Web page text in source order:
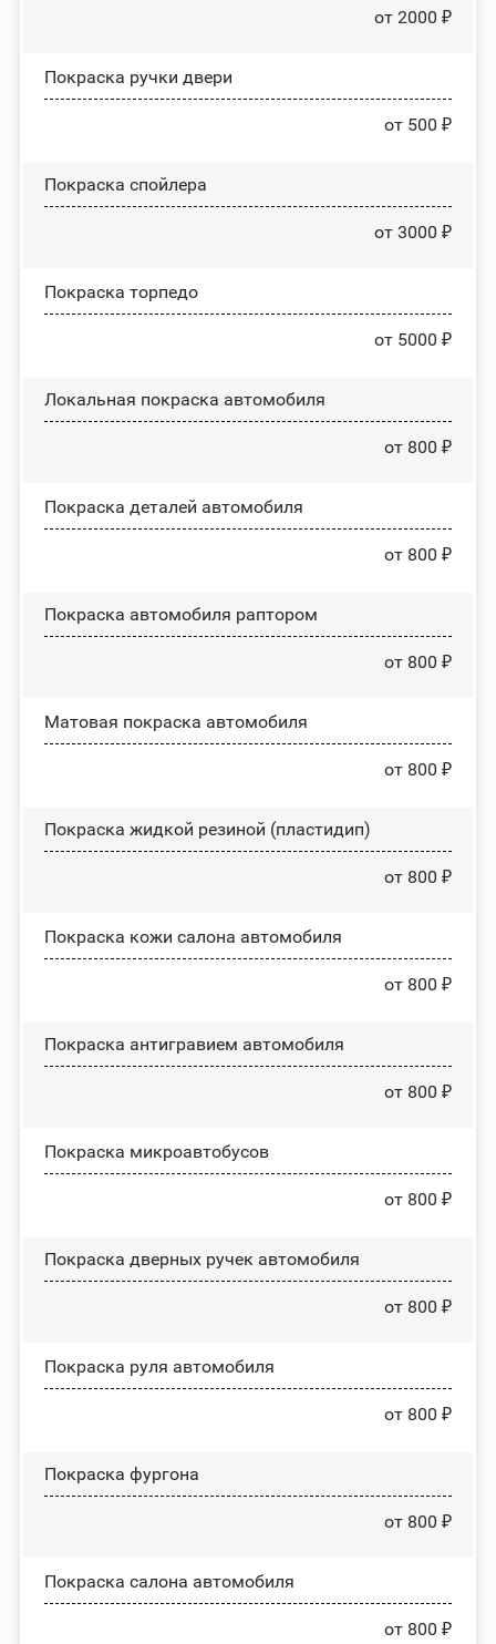
от 2000 ₽
Покраска ручки двери
от 500 ₽
Покраска спойлера
от 3000 ₽
Покраска торпедо
от 5000 ₽
Локальная покраска автомобиля
от 800 ₽
Покраска деталей автомобиля
от 800 ₽
Покраска автомобиля раптором
от 800 ₽
Матовая покраска автомобиля
от 800 ₽
Покраска жидкой резиной (пластидип)
от 800 ₽
Покраска кожи салона автомобиля
от 800 ₽
Покраска антигравием автомобиля
от 800 ₽
Покраска микроавтобусов
от 800 ₽
Покраска дверных ручек автомобиля
от 800 ₽
Покраска руля автомобиля
от 800 ₽
Покраска фургона
от 800 ₽
Покраска салона автомобиля
от 800 ₽